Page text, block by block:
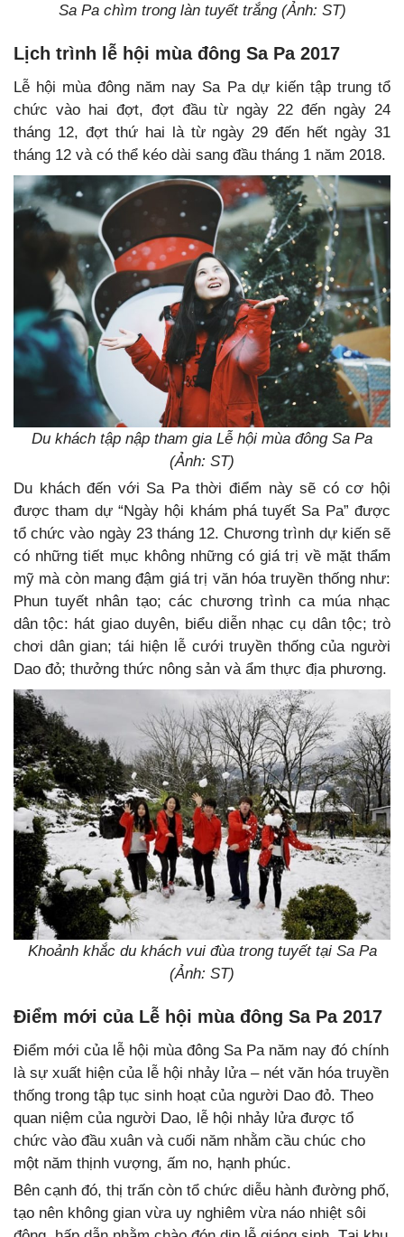
Sa Pa chìm trong làn tuyết trắng (Ảnh: ST)
Lịch trình lễ hội mùa đông Sa Pa 2017
Lễ hội mùa đông năm nay Sa Pa dự kiến tập trung tổ
chức vào hai đợt, đợt đầu từ ngày 22 đến ngày 24
tháng 12, đợt thứ hai là từ ngày 29 đến hết ngày 31
tháng 12 và có thể kéo dài sang đầu tháng 1 năm 2018.
Du khách tập nập tham gia Lễ hội mùa đông Sa Pa
(Ảnh: ST)
Du khách đến với Sa Pa thời điểm này sẽ có cơ hội
được tham dự “Ngày hội khám phá tuyết Sa Pa” được
tổ chức vào ngày 23 tháng 12. Chương trình dự kiến sẽ
có những tiết mục không những có giá trị về mặt thẩm
mỹ mà còn mang đậm giá trị văn hóa truyền thống như:
Phun tuyết nhân tạo; các chương trình ca múa nhạc
dân tộc: hát giao duyên, biểu diễn nhạc cụ dân tộc; trò
chơi dân gian; tái hiện lễ cưới truyền thống của người
Dao đỏ; thưởng thức nông sản và ẩm thực địa phương.
Khoảnh khắc du khách vui đùa trong tuyết tại Sa Pa
(Ảnh: ST)
Điểm mới của Lễ hội mùa đông Sa Pa 2017
Điểm mới của lễ hội mùa đông Sa Pa năm nay đó chính
là sự xuất hiện của lễ hội nhảy lửa – nét văn hóa truyền
thống trong tập tục sinh hoạt của người Dao đỏ. Theo
quan niệm của người Dao, lễ hội nhảy lửa được tổ
chức vào đầu xuân và cuối năm nhằm cầu chúc cho
một năm thịnh vượng, ấm no, hạnh phúc.
Bên cạnh đó, thị trấn còn tổ chức diễu hành đường phố,
tạo nên không gian vừa uy nghiêm vừa náo nhiệt sôi